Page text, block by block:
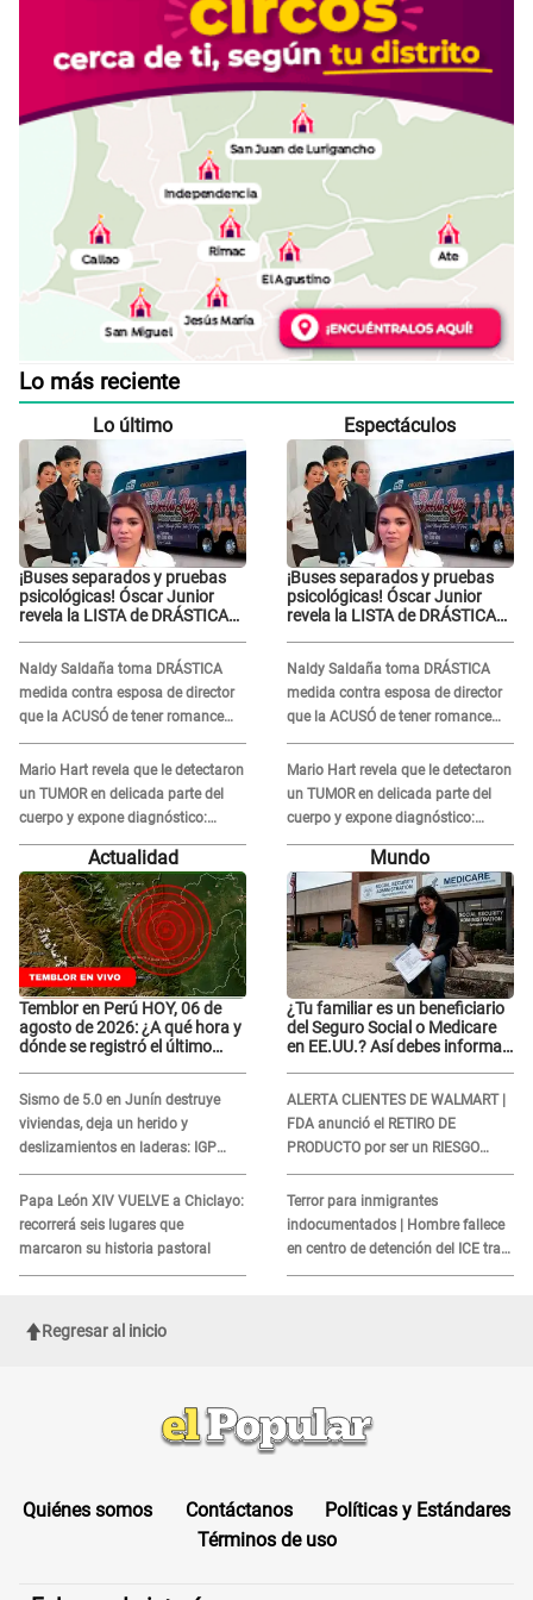
Lo más reciente
Lo último
¡Buses separados y pruebas
psicológicas! Óscar Junior
revela la LISTA de DRÁSTICAS
Naldy Saldaña
Naldy Saldaña toma DRÁSTICA
medida contra esposa de director
que la ACUSÓ de tener romance
con él: "Muy triste..."
Mario Hart revela que le detectaron
un TUMOR en delicada parte del
cuerpo y expone diagnóstico:
"Dolores muy fuertes..."
Espectáculos
¡Buses separados y pruebas
psicológicas! Óscar Junior
revela la LISTA de DRÁSTICAS
Naldy Saldaña
Naldy Saldaña toma DRÁSTICA
medida contra esposa de director
que la ACUSÓ de tener romance
con él: "Muy triste..."
Mario Hart revela que le detectaron
un TUMOR en delicada parte del
cuerpo y expone diagnóstico:
"Dolores muy fuertes..."
Actualidad
Temblor en Perú HOY, 06 de
agosto de 2026: ¿A qué hora y
dónde se registró el último
Sismo de 5.0 en Junín destruye
viviendas, deja un herido y
deslizamientos en laderas: IGP
alerta sobre posibles réplicas
Papa León XIV VUELVE a Chiclayo:
recorrerá seis lugares que
marcaron su historia pastoral
Mundo
¿Tu familiar es un beneficiario
del Seguro Social o Medicare
en EE.UU.? Así debes informar
ALERTA CLIENTES DE WALMART |
FDA anunció el RETIRO DE
PRODUCTO por ser un RIESGO
MORTAL para consumidores: ¿Cuál
es?
Terror para inmigrantes
indocumentados | Hombre fallece
en centro de detención del ICE tras
sufrir una "emergencia médica"
Regresar al inicio
Quiénes somos Contáctanos
Políticas y Estándares
Términos de uso